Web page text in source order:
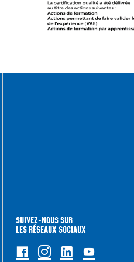
SUIVEZ-NOUS SUR
LES RÉSEAUX SOCIAUX
FacebookInstagramLinkedin